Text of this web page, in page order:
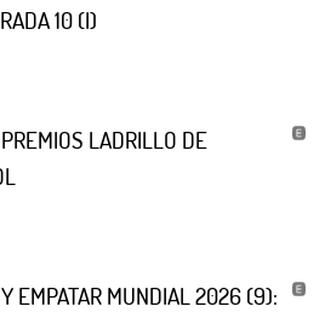
10 (I)
LADRILLO DE
EMPATAR MUNDIAL 2026 (9):